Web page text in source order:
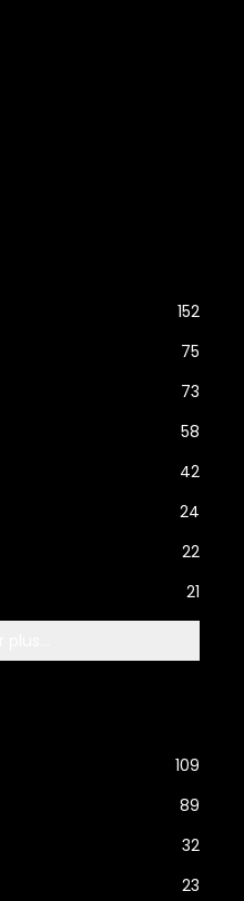
152
75
73
58
42
24
22
21
109
89
32
23